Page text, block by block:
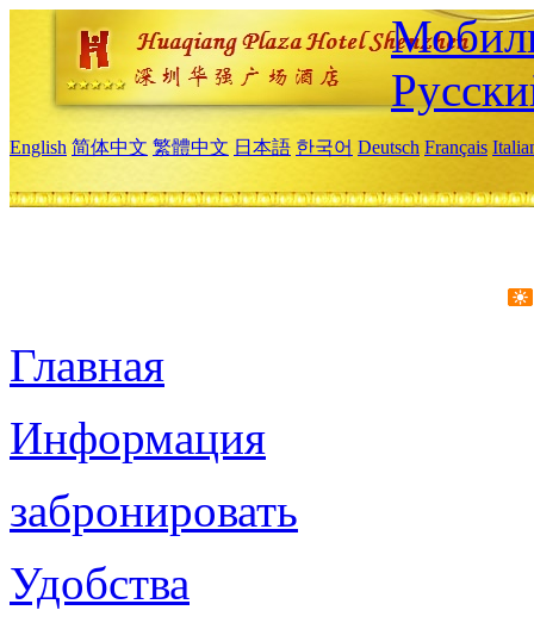
English 简体中文 繁體中文 日本語 한국어 Deutsch Français
Главная
Информация
забронировать
Удобства